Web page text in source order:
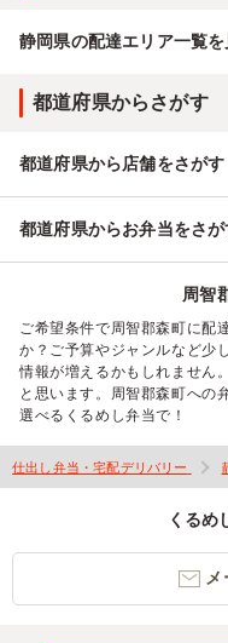
静岡県の配達エリア一覧を
都道府県からさがす
都道府県から店舗をさがす
都道府県からお弁当をさが
周智
ご希望条件で周智郡森町に配
か？ご予算やジャンルなど少
情報が増えるかもしれません
と思います。周智郡森町への
選べるくるめし弁当で！
仕出し弁当・宅配デリバリー
くるめ